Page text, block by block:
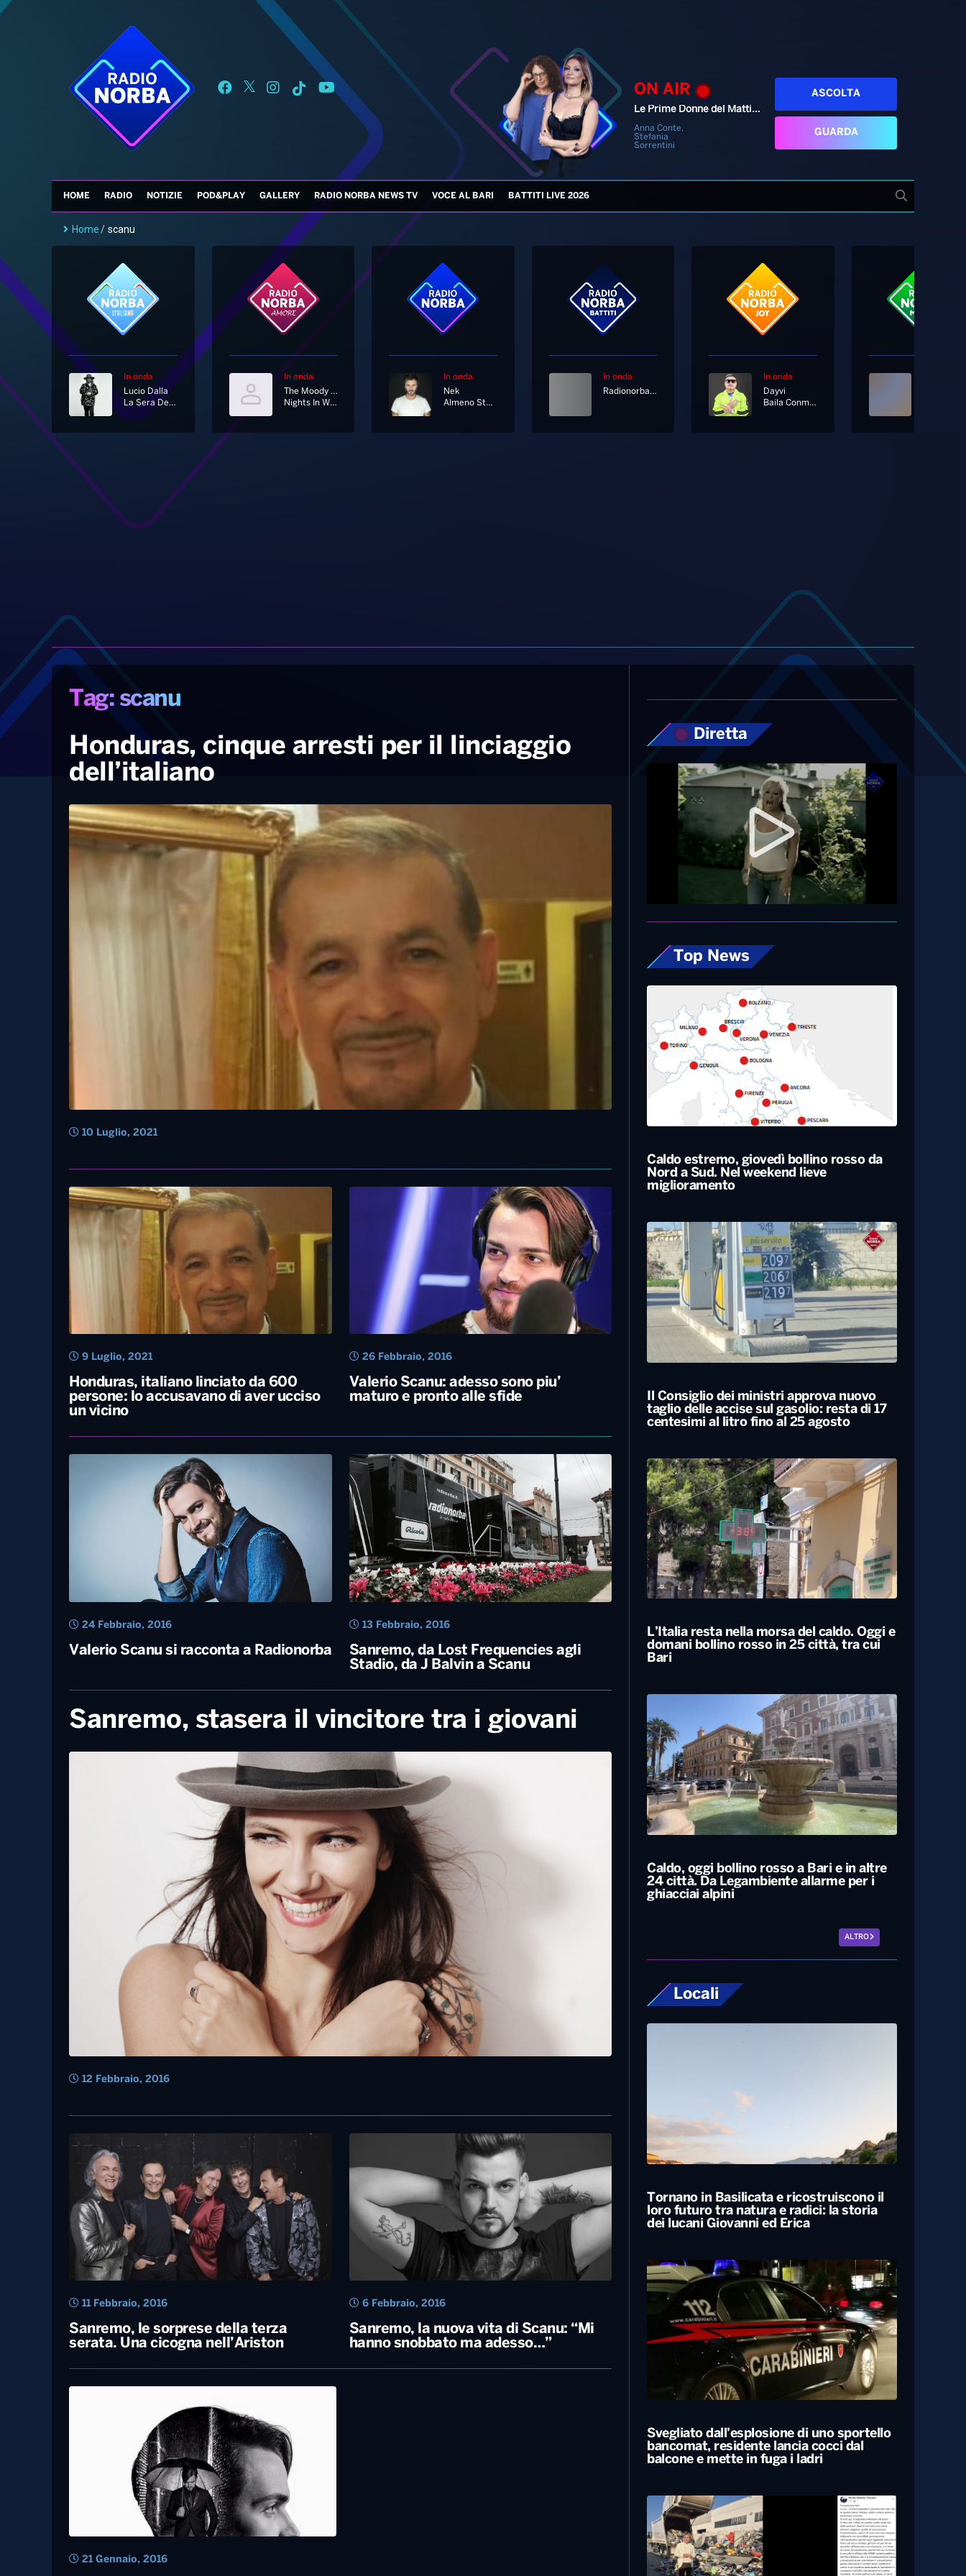
ON AIR
Le Prime Donne del Mattino
Anna Conte,
Stefania
Sorrentini
ASCOLTA
GUARDA
HOME RADIO NOTIZIE POD&PLAY GALLERY RADIO NORBA NEWS TV VOCE AL BARI BATTITI LIVE 2026
Home/ scanu
In onda
Lucio Dalla
La Sera Dei Miracoli
In onda
The Moody Blues
Nights In White Satin
In onda
Nek
Almeno Stavolta
In onda
Radionorba News
In onda
Dayvi
Baila Conmigo
Tag: scanu
Honduras, cinque arresti per il linciaggio
dell’italiano
10 Luglio, 2021
Honduras, italiano linciato da 600
persone: lo accusavano di aver ucciso
un vicino
9 Luglio, 2021
Valerio Scanu: adesso sono piu’
maturo e pronto alle sfide
26 Febbraio, 2016
Valerio Scanu si racconta a Radionorba
24 Febbraio, 2016
Sanremo, da Lost Frequencies agli
Stadio, da J Balvin a Scanu
13 Febbraio, 2016
Sanremo, stasera il vincitore tra i giovani
12 Febbraio, 2016
Sanremo, le sorprese della terza
serata. Una cicogna nell’Ariston
11 Febbraio, 2016
Sanremo, la nuova vita di Scanu: “Mi
hanno snobbato ma adesso…”
6 Febbraio, 2016
21 Gennaio, 2016
Diretta
Top News
Caldo estremo, giovedì bollino rosso da
Nord a Sud. Nel weekend lieve
miglioramento
Il Consiglio dei ministri approva nuovo
taglio delle accise sul gasolio: resta di 17
centesimi al litro fino al 25 agosto
L’Italia resta nella morsa del caldo. Oggi e
domani bollino rosso in 25 città, tra cui
Bari
Caldo, oggi bollino rosso a Bari e in altre
24 città. Da Legambiente allarme per i
ghiacciai alpini
ALTRO
Locali
Tornano in Basilicata e ricostruiscono il
loro futuro tra natura e radici: la storia
dei lucani Giovanni ed Erica
Svegliato dall’esplosione di uno sportello
bancomat, residente lancia cocci dal
balcone e mette in fuga i ladri